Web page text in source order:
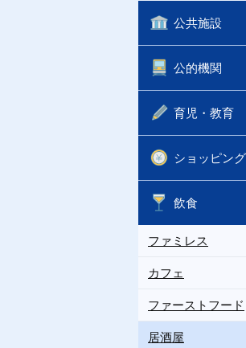
公共施設
公的機関
育児・教育
ショッピング
飲食
ファミレス
カフェ
ファーストフード
居酒屋